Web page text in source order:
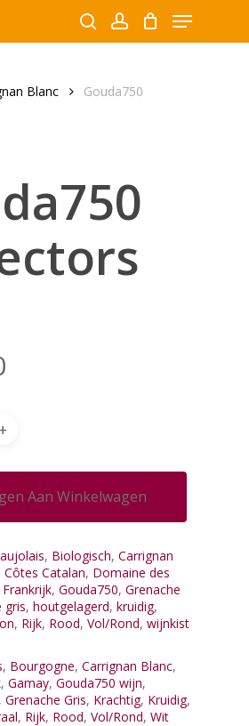
searchaccount
Menu
Blanc
Gouda750
Aan Winkelwagen
, Biologisch, Carrignan
Côtes Catalan, Domaine des
Frankrijk, Gouda750, Grenache
gris, houtgelagerd, kruidig,
, Rijk, Rood, Vol/Rond, wijnkist
, Bourgogne, Carrignan Blanc,
, Gamay, Gouda750 wijn,
, Grenache Gris, Krachtig, Kruidig,
, Rijk, Rood, Vol/Rond, Wit